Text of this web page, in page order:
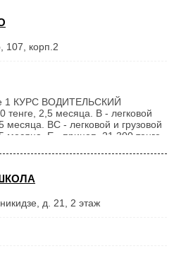
ПРЕДПРИНИМАТЕЛЕЙ
ИМУЩЕСТВА
В СУДЕ ПРОИЗВОДСТВО И
...
107, корп.2
1 КУРС ВОДИТЕЛЬСКИЙ
тенге, 2,5 месяца. В - легковой
месяца. ВС - легковой и грузовой
месяца. Е - прицеп, 21 300 тенге.
Дополнительное обучение
1 000 тенге/час. Компьютерная
2 ДЕТСКАЯ АВТОШКОЛА
устройство велосипеда,
3 МЕНЕДЖМЕНТ...
д. 21, 2 этаж